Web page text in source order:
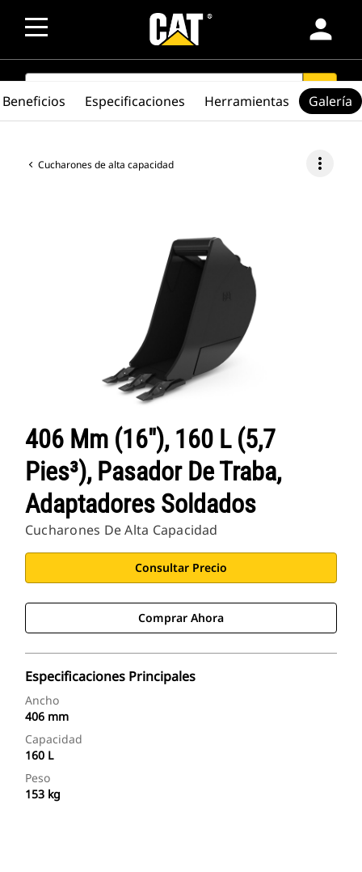
person
SEARCH search
Cucharones de alta capacidad more_vert
406 Mm (16"), 160 L (5,7
Pies³), Pasador De Traba,
Adaptadores Soldados
Cucharones De Alta Capacidad
Consultar Precio
Comprar Ahora
Especificaciones Principales
Ancho
406 mm
Capacidad
160 L
Peso
153 kg
Beneficios Especificaciones Herramientas Galería